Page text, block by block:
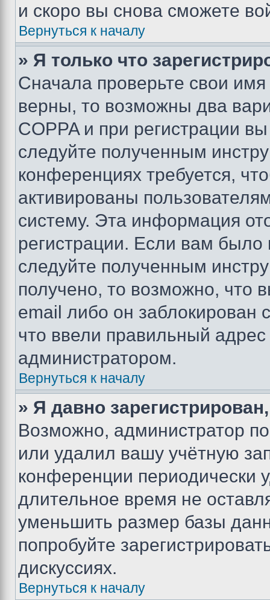
и скоро вы снова сможете
Вернуться к началу
» Я только что
Сначала проверьте свои
верны, то возможны два
COPPA и при регистрации
следуйте полученным
конференциях требуется,
активированы
систему. Эта информация
регистрации. Если вам
следуйте полученным
получено, то возможно, что
email либо он
что ввели правильный адрес
администратором.
Вернуться к началу
» Я давно
Возможно, администратор
или удалил вашу учётную
конференции периодически
длительное время не
уменьшить размер базы
попробуйте
дискуссиях.
Вернуться к началу